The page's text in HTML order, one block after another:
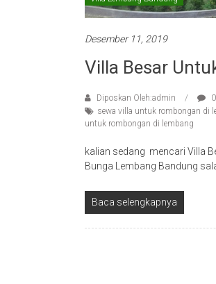
Desember 11, 2019
Villa Besar
Diposkan Oleh:admin
sewa villa untuk rombongan di
untuk rombongan di lembang
kalian sedang mencari Villa
Bunga Lembang Bandung
Baca selengkapnya